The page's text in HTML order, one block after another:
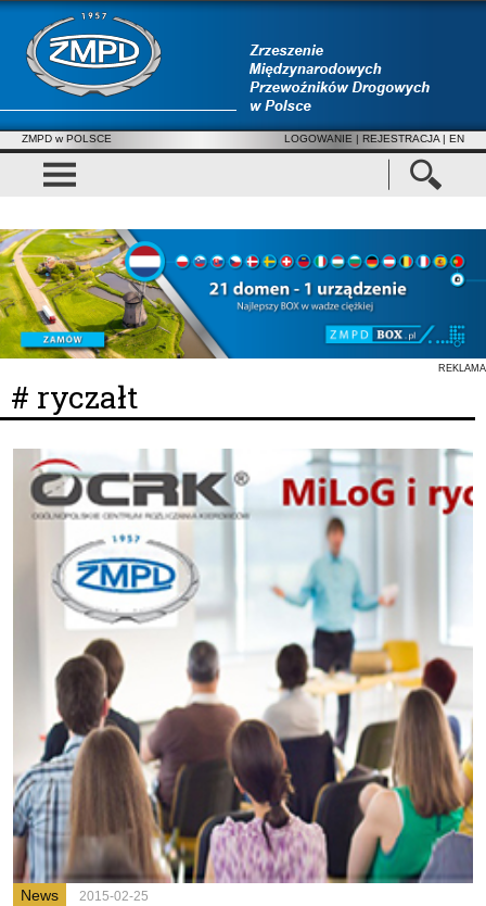
ZMPD w POLSCE LOGOWANIE | REJESTRACJA | EN
REKLAMA
# ryczałt
News 2015-02-25